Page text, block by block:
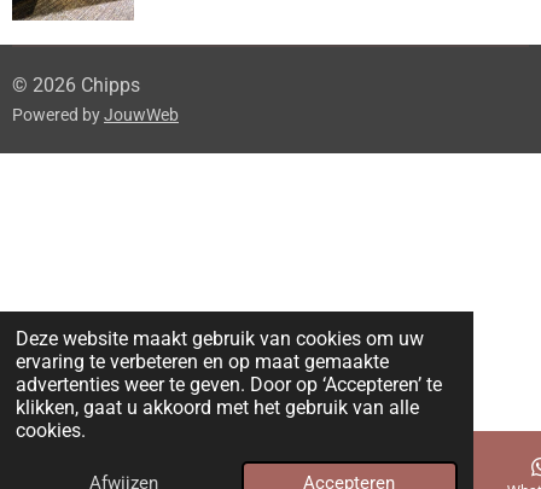
Deze website maakt gebruik van cookies om uw
ervaring te verbeteren en op maat gemaakte
advertenties weer te geven. Door op ‘Accepteren’ te
klikken, gaat u akkoord met het gebruik van alle
cookies.
Afwijzen Accepteren
© 2026 Chipps
Powered byJouwWeb